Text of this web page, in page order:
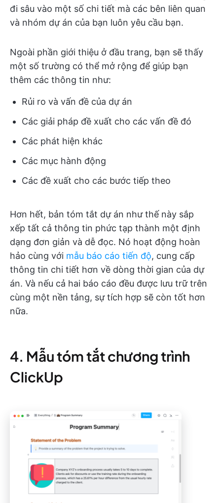
đi sâu vào một số chi tiết mà các bên liên quan
và nhóm dự án của bạn luôn yêu cầu bạn.
Ngoài phần giới thiệu ở đầu trang, bạn sẽ thấy
một số trường có thể mở rộng để giúp bạn
thêm các thông tin như:
Rủi ro và vấn đề của dự án
Các giải pháp đề xuất cho các vấn đề đó
Các phát hiện khác
Các mục hành động
Các đề xuất cho các bước tiếp theo
Hơn hết, bản tóm tắt dự án như thế này sắp
xếp tất cả thông tin phức tạp thành một định
dạng đơn giản và dễ đọc. Nó hoạt động hoàn
hảo cùng với mẫu báo cáo tiến độ, cung cấp
thông tin chi tiết hơn về dòng thời gian của dự
án. Và nếu cả hai báo cáo đều được lưu trữ trên
cùng một nền tảng, sự tích hợp sẽ còn tốt hơn
nữa.
4. Mẫu tóm tắt chương trình
ClickUp